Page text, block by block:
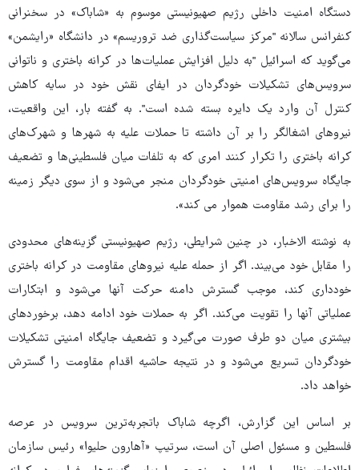
دستگاه امنیت داخلی رژیم صهیونیستی موسوم به «شاباک» در سخنرانی
کنفرانس سالانه "مرکز سیاست‌گذاری ضد تروریسم» در دانشگاه «رایشمن»
می‌گوید که اسرائیل "به دلیل افزایش عملیات‌ها در کرانه باختری و ناتوانی
سرویس‌های تشکیلات خودگردان در ایفای نقش خود در سایه کاهش
کنترل آن وارد یک دایره بسته شده است". به گفته بار، این واقعیت،
نیروهای اشغالگر را بر آن داشته تا حملات علیه به شهرها و شهرک‌های
کرانه باختری را تکرار کنند امری که به تلفات میان فلسطینی‌ها و تضعیف
جایگاه سرویس‌های امنیتی خودگردان منجر می‌شود و از سوی دیگر زمینه
را برای رشد مقاومت هموار می کند».
به نوشته الاخبار، در چنین شرایطی، رژیم صهیونیستی گزینه‌های محدودی
را مقابل خود می‌بیند. اگر از حمله علیه نیروهای مقاومت در کرانه باختری
خودداری کند، موجب گسترش دامنه حرکت آنها می‌شود و ابتکارات
عملیاتی آنها را تقویت می‌کند. اگر به حملات خود ادامه دهد، برخوردهای
بیشتری میان دو طرف صورت می‌گیرد و تضعیف جایگاه امنیتی تشکیلات
خودگردان تسریع می‌شود و در نتیجه حاشیه اقدام مقاومت را گسترش
خواهد داد.
بر اساس این گزارش، اگرچه شاباک باتجربه‌ترین سرویس در عرصه
فلسطین و مسئول اصلی آن است، سرتیپ «آهارون حلیوا» رئیس سازمان